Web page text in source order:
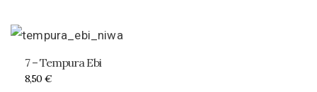
7 – Tempura Ebi
8,50 €